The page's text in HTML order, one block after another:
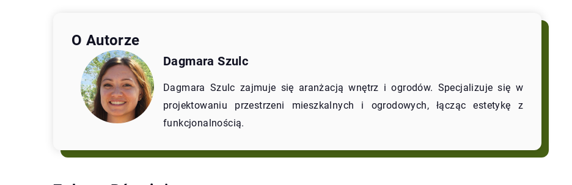
O Autorze
Dagmara Szulc
Dagmara Szulc zajmuje się aranżacją wnętrz i ogrodów. Specjalizuje się w
projektowaniu przestrzeni mieszkalnych i ogrodowych, łącząc estetykę z
funkcjonalnością.